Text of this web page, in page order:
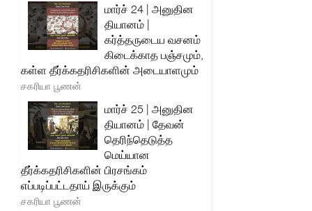
மார்ச் 24 | அனுதின
தியானம் |
கர்த்தருடைய வசனம்
கிடைக்காத பஞ்சமும்,
கள்ள தீர்க்கதரிசிகளின் அடையாளமும்
சகரியா பூணன்
மார்ச் 25 | அனுதின
தியானம் | தேவன்
தெரிந்தெடுத்த
மெய்யான
தீர்க்கதரிசிகளின் பிரசங்கம்
எப்படிப்பட்டதாய் இருக்கும்
சகரியா பூணன்